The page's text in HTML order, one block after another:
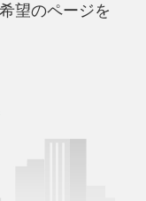
望のページを